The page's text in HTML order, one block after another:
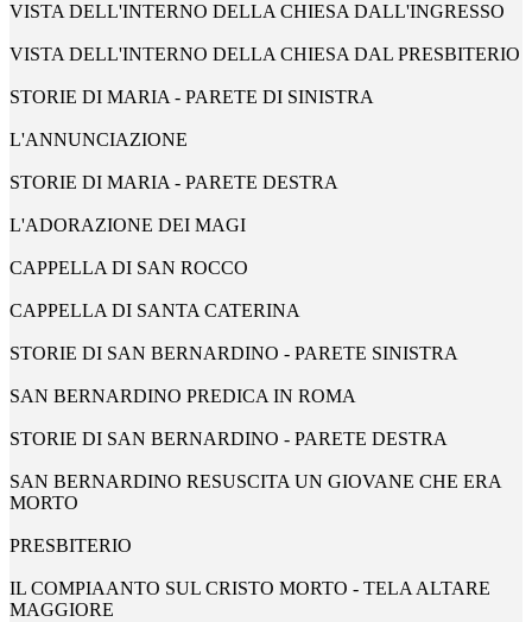
VISTA DELL'INTERNO DELLA CHIESA DALL'INGRESSO
VISTA DELL'INTERNO DELLA CHIESA DAL PRESBITERIO
STORIE DI MARIA - PARETE DI SINISTRA
L'ANNUNCIAZIONE
STORIE DI MARIA - PARETE DESTRA
L'ADORAZIONE DEI MAGI
CAPPELLA DI SAN ROCCO
CAPPELLA DI SANTA CATERINA
STORIE DI SAN BERNARDINO - PARETE SINISTRA
SAN BERNARDINO PREDICA IN ROMA
STORIE DI SAN BERNARDINO - PARETE DESTRA
SAN BERNARDINO RESUSCITA UN GIOVANE CHE ERA
MORTO
PRESBITERIO
IL COMPIAANTO SUL CRISTO MORTO - TELA ALTARE
MAGGIORE